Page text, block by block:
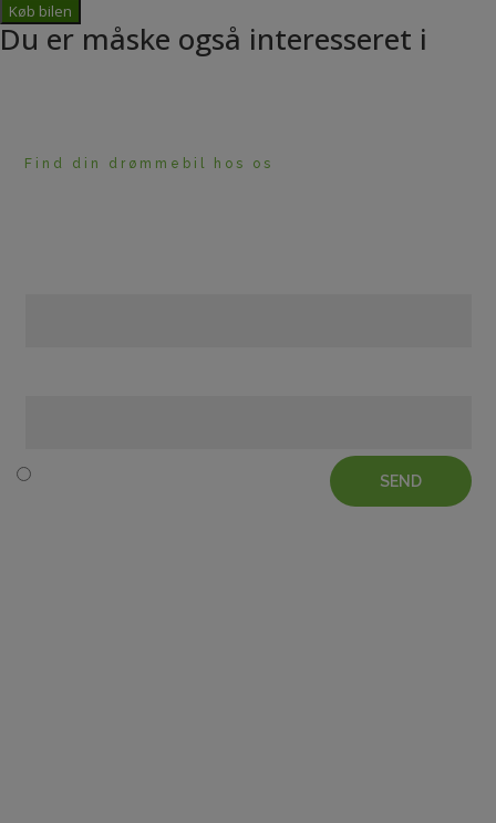
Køb bilen
Du er måske også interesseret i
Find din drømmebil hos os
SEND